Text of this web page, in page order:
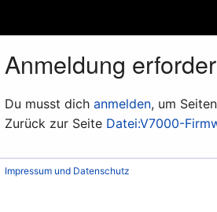
Anmeldung
Du musst dichanmelden, um
Zurück zur Seite Datei:V7000-
Impressum und Datenschutz